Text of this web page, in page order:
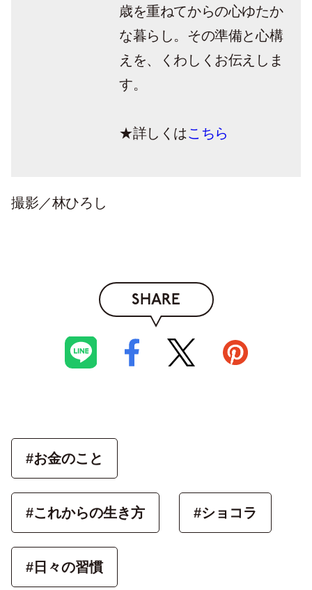
歳を重ねてからの心ゆたか
な暮らし。その準備と心構
えを、くわしくお伝えしま
す。
★詳しくはこちら
撮影／林ひろし
SHARE
#お金のこと
#これからの生き方 #ショコラ
#日々の習慣